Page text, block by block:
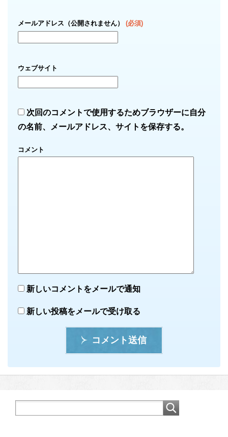
メールアドレス（公開されません） (必須)
ウェブサイト
次回のコメントで使用するためブラウザーに自分
の名前、メールアドレス、サイトを保存する。
コメント
新しいコメントをメールで通知
新しい投稿をメールで受け取る
コメント送信